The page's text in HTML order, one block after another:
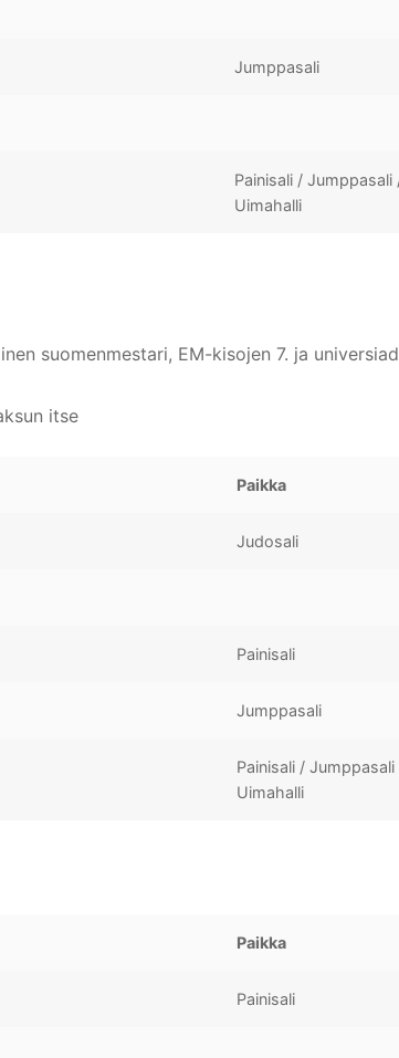
Jumppasali
Painisali / Jumppasali
Uimahalli
suomenmestari, EM-kisojen 7. ja
itse
Paikka
Judosali
Painisali
Jumppasali
Painisali / Jumppasali
Uimahalli
Paikka
Painisali